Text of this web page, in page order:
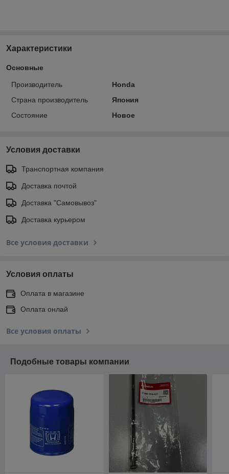
Характеристики
Основные
Производитель
Honda
Страна производитель
Япония
Состояние
Новое
Условия доставки
Транспортная компания
Доставка почтой
Доставка "Самовывоз"
Доставка курьером
Все условия доставки
Условия оплаты
Оплата в магазине
Оплата онлай
Все условия оплаты
Подобные товары компании